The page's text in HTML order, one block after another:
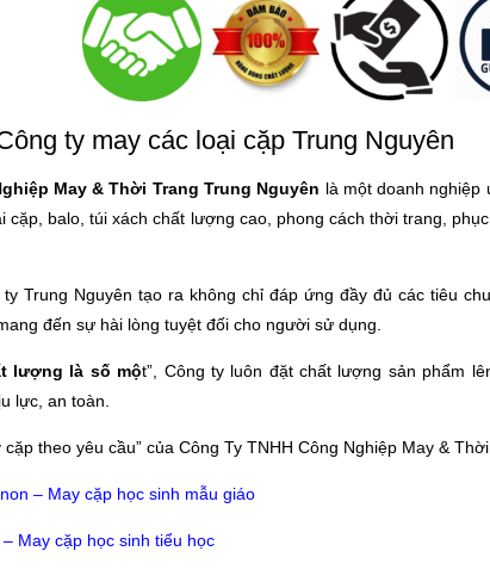
ty may các loại cặp Trung Nguyên
May & Thời Trang Trung Nguyên là một doanh
cặp, balo, túi xách chất lượng cao, phong cách thời trang,
Trung Nguyên tạo ra không chỉ đáp ứng đầy đủ các tiêu
đến sự hài lòng tuyệt đối cho người sử dụng.
lượng là số một”, Công ty luôn đặt chất lượng sản phẩm
lực, an toàn.
cặp theo yêu cầu” của Công Ty TNHH Công Nghiệp May &
– May cặp học sinh mẫu giáo
May cặp học sinh tiểu học